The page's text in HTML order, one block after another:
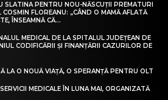
SLATINA PENTRU NOU-NĂSCUȚII PREMATURI
COSMIN FLOREANU: „CÂND O MAMĂ AFLATĂ
ÎNSEAMNĂ CĂ...
MEDICAL DE LA SPITALUL JUDEȚEAN DE
CODIFICĂRII ȘI FINANȚĂRII CAZURILOR DE
LA O NOUĂ VIAȚĂ, O SPERANȚĂ PENTRU OLT
MEDICALE ÎN LUNA MAI, ORGANIZATĂ